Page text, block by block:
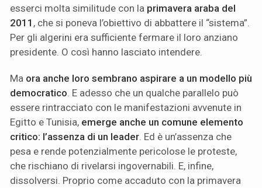
esserci molta similitude con la primavera araba del
2011 , che si poneva l’obiettivo di abbattere il “sistema”.
Per gli algerini era sufficiente fermare il loro anziano
presidente. O così hanno lasciato intendere.
Ma ora anche loro sembrano aspirare a un modello più
democratico . E adesso che un qualche parallelo può
essere rintracciato con le manifestazioni avvenute in
Egitto e Tunisia, emerge anche un comune elemento
critico: l’assenza di un leader . Ed è un’assenza che
pesa e rende potenzialmente pericolose le proteste,
che rischiano di rivelarsi ingovernabili. E, infine,
dissolversi. Proprio come accaduto con la primavera